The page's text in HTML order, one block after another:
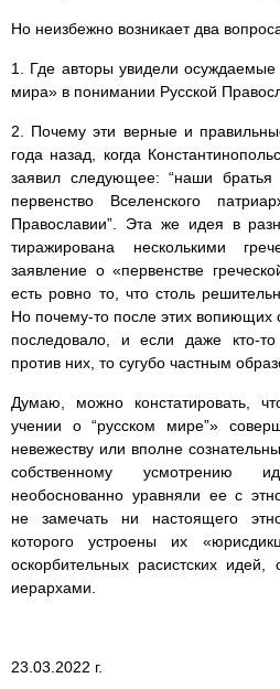
Но неизбежно возникает два
1. Где авторы увидели
мира» в понимании Русской
2. Почему эти верные и
года назад, когда
заявил следующее: “наши братья
первенство Вселенского
Православии”. Эта же идея в
тиражирована несколькими
заявление о «первенстве
есть ровно то, что столь
Но почему-то после этих вопиющих
последовало, и если даже кто-
против них, то сугубо частным
Думаю, можно констатировать,
учении о “русском мире”»
невежеству или вполне
собственному усмотрению
необоснованно уравняли ее с
не замечать ни настоящего
которого устроены их
оскорбительных расистских
иерархами.
23.03.2022 г.